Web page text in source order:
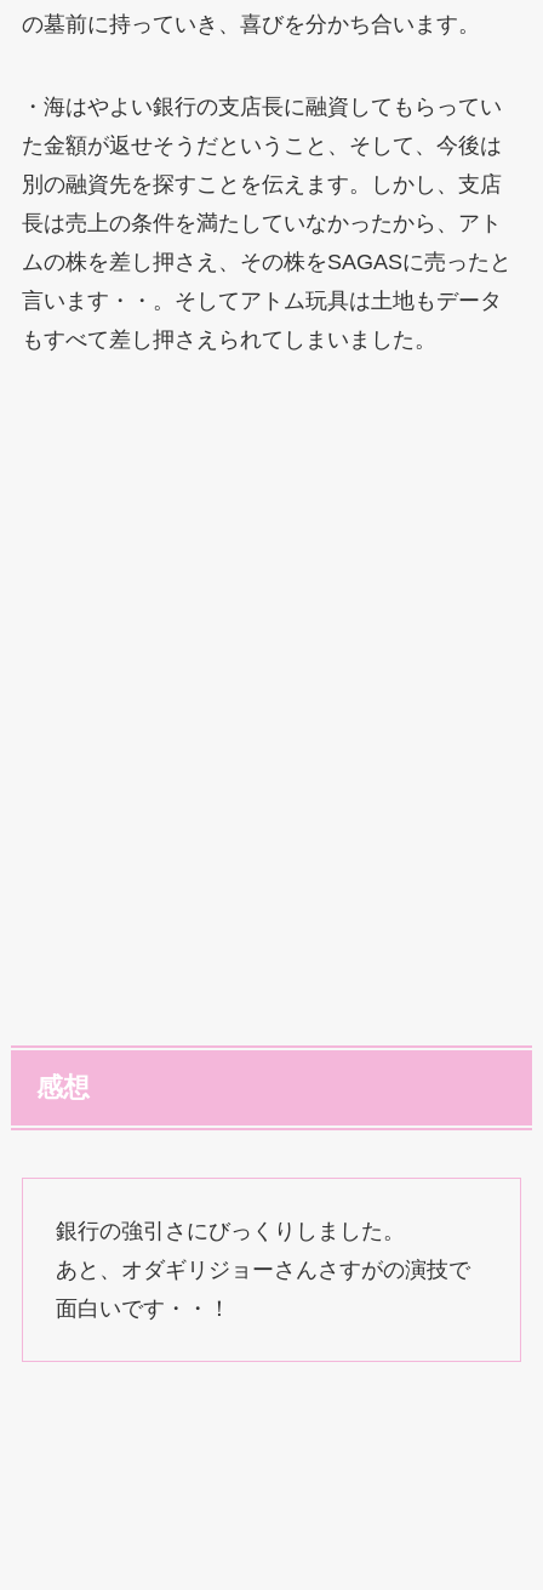
の墓前に持っていき、喜びを分かち合います。
・海はやよい銀行の支店長に融資してもらってい
た金額が返せそうだということ、そして、今後は
別の融資先を探すことを伝えます。しかし、支店
長は売上の条件を満たしていなかったから、アト
ムの株を差し押さえ、その株をSAGASに売ったと
言います・・。そしてアトム玩具は土地もデータ
もすべて差し押さえられてしまいました。
感想
銀行の強引さにびっくりしました。
あと、オダギリジョーさんさすがの演技で
面白いです・・！